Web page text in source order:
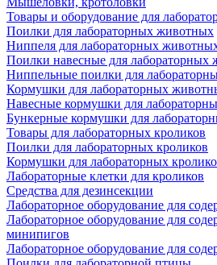
Товары и оборудование для
Поилки для лабораторных животных
Ниппеля для лабораторных
Поилки навесные для лабораторных
Ниппельные поилки для
Кормушки для лабораторных
Навесные кормушки для
Бункерные кормушки для
Товары для лабораторных кроликов
Поилки для лабораторных кроликов
Кормушки для лабораторных
Лабораторные клетки для кроликов
Средства для дезинсекции
Лабораторное оборудование для
Лабораторное оборудование для
минипигов
Лабораторное оборудование для